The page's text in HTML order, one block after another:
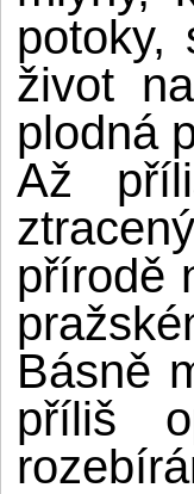
potoky,
život
plodná
Až
přírodě
Básně
příliš